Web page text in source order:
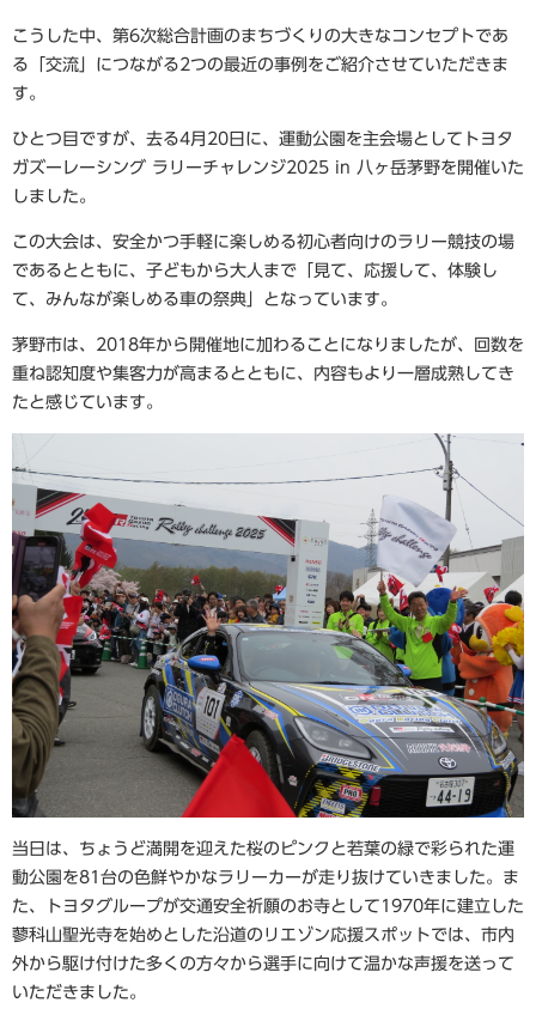
こうした中、第6次総合計画のまちづくりの大きなコンセプトであ
る「交流」につながる2つの最近の事例をご紹介させていただきま
す。
ひとつ目ですが、去る4月20日に、運動公園を主会場としてトヨタ
ガズーレーシング ラリーチャレンジ2025 in 八ヶ岳茅野を開催いた
しました。
この大会は、安全かつ手軽に楽しめる初心者向けのラリー競技の場
であるとともに、子どもから大人まで「見て、応援して、体験し
て、みんなが楽しめる車の祭典」となっています。
茅野市は、2018年から開催地に加わることになりましたが、回数を
重ね認知度や集客力が高まるとともに、内容もより一層成熟してき
たと感じています。
当日は、ちょうど満開を迎えた桜のピンクと若葉の緑で彩られた運
動公園を81台の色鮮やかなラリーカーが走り抜けていきました。ま
た、トヨタグループが交通安全祈願のお寺として1970年に建立した
蓼科山聖光寺を始めとした沿道のリエゾン応援スポットでは、市内
外から駆け付けた多くの方々から選手に向けて温かな声援を送って
いただきました。